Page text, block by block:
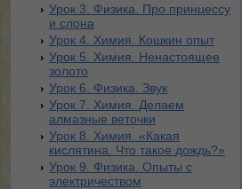
Урок 3. Физика. Про принцессу
и слона
Урок 4. Химия. Кошкин опыт
Урок 5. Химия. Ненастоящее
золото
Урок 6. Физика. Звук
Урок 7. Химия. Делаем
алмазные веточки
Урок 8. Химия. «Какая
кислятина. Что такое дождь?»
Урок 9. Физика. Опыты с
электричеством